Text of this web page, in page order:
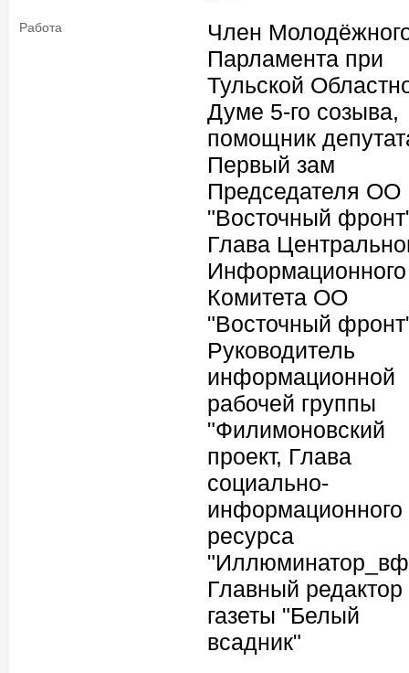
Работа
Член
Парламента при
Тульской
Думе 5-го созыва,
помощник
Первый зам
Председателя ОО
"Восточный
Глава
Информационного
Комитета ОО
"Восточный
Руководитель
информационной
рабочей группы
"Филимоновский
проект, Глава
социально-
информационного
ресурса
Главный редактор
газеты "Белый
всадник"